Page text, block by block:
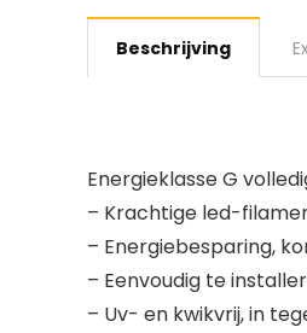
Beschrijving
Energieklasse G
– Krachtige led-
– Energiebesparing,
– Eenvoudig te
– Uv- en kwikvrij, in